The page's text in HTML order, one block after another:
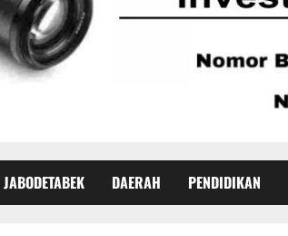
JABODETABEK DAERAH PENDIDIKAN